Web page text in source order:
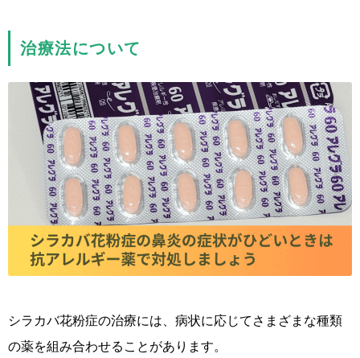
治療法について
シラカバ花粉症の治療には、病状に応じてさまざまな種類
の薬を組み合わせることがあります。